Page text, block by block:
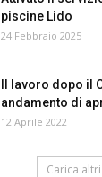
piscine Lido
24 Febbraio 2025
Il lavoro dopo il
andamento di
12 Aprile 2022
Carica altri